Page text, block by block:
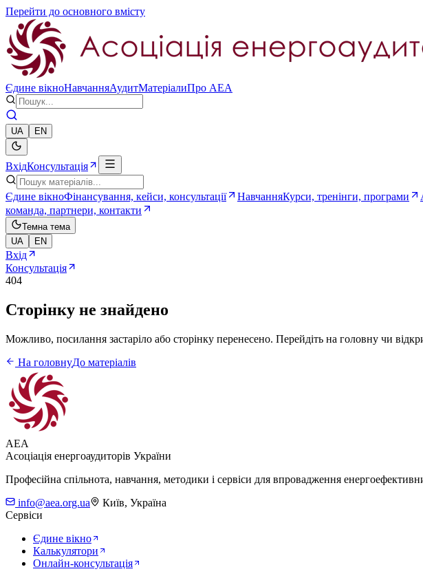
Перейти до основного вмісту
Єдине вікноНавчанняАудитМатеріалиПро AEA
UA EN
ВхідКонсультація
Єдине вікноФінансування, кейси, консультації НавчанняКурси, тренінги, програми
команда, партнери, контакти
Темна тема
UA
EN
Вхід
Консультація
404
Сторінку не знайдено
Можливо, посилання застаріло або сторінку перенесено. Перейдіть на головну чи
На головнуДо матеріалів
AEA
Асоціація енергоаудиторів України
Професійна спільнота, навчання, методики і сервіси для впровадження
info@aea.org.ua
Київ, Україна
Сервіси
Єдине вікно
Калькулятори
Онлайн-консультація